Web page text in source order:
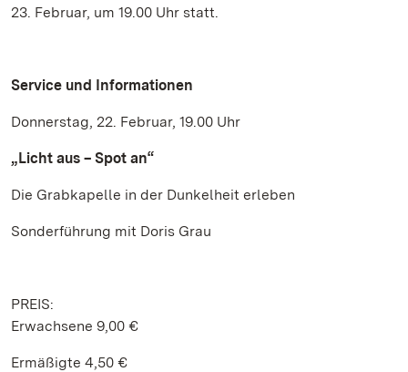
23. Februar, um 19.00 Uhr statt.
Service und Informationen
Donnerstag, 22. Februar, 19.00 Uhr
„Licht aus – Spot an“
Die Grabkapelle in der Dunkelheit erleben
Sonderführung mit Doris Grau
PREIS:
Erwachsene 9,00 €
Ermäßigte 4,50 €